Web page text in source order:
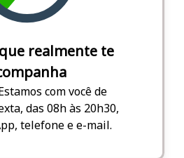
realmente te
com você de
das 08h às 20h30,
telefone e e-mail.